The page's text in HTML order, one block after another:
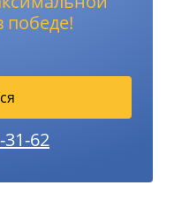
победе!
31-62